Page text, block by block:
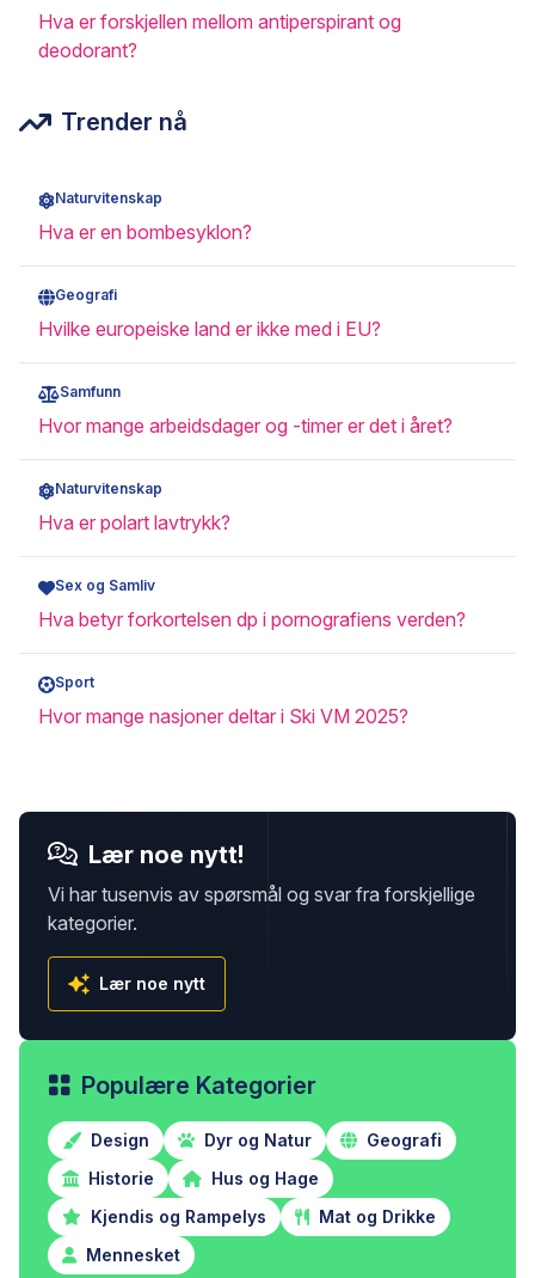
Hva er forskjellen mellom antiperspirant og
deodorant?
Trender nå
Naturvitenskap
Hva er en bombesyklon?
Geografi
Hvilke europeiske land er ikke med i EU?
Samfunn
Hvor mange arbeidsdager og -timer er det i året?
Naturvitenskap
Hva er polart lavtrykk?
Sex og Samliv
Hva betyr forkortelsen dp i pornografiens verden?
Sport
Hvor mange nasjoner deltar i Ski VM 2025?
Lær noe nytt!
Vi har tusenvis av spørsmål og svar fra forskjellige
kategorier.
Lær noe nytt
Populære Kategorier
Design Dyr og Natur
Geografi
Historie
Hus og Hage
Kjendis og Rampelys
Mat og Drikke
Mennesket